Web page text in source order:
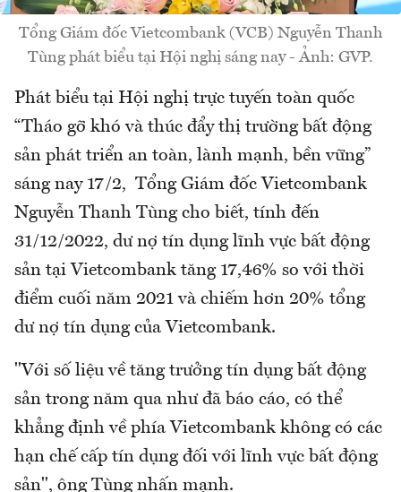
Tổng Giám đốc Vietcombank (VCB) Nguyễn Thanh
Tùng phát biểu tại Hội nghị sáng nay - Ảnh: GVP.
Phát biểu tại Hội nghị trực tuyến toàn quốc
“Tháo gỡ khó và thúc đẩy thị trường bất động
sản phát triển an toàn, lành mạnh, bền vững”
sáng nay 17/2, Tổng Giám đốc Vietcombank
Nguyễn Thanh Tùng cho biết, tính đến
31/12/2022, dư nợ tín dụng lĩnh vực bất động
sản tại Vietcombank tăng 17,46% so với thời
điểm cuối năm 2021 và chiếm hơn 20% tổng
dư nợ tín dụng của Vietcombank.
"Với số liệu về tăng trưởng tín dụng bất động
sản trong năm qua như đã báo cáo, có thể
khẳng định về phía Vietcombank không có các
hạn chế cấp tín dụng đối với lĩnh vực bất động
sản", ông Tùng nhấn mạnh.